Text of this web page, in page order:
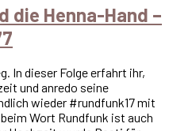
die Henna-Hand –
In dieser Folge erfahrt ihr,
und anredo seine
wieder #rundfunk17 mit
Wort Rundfunk ist auch